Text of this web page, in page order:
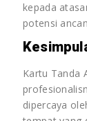
kepada
potensi
Kartu Tanda
dipercaya